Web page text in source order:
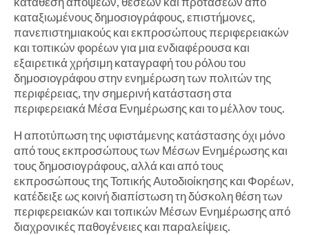
καταξιωμένους δημοσιογράφους, επιστήμονες,
πανεπιστημιακούς και εκπροσώπους περιφερειακών
και τοπικών φορέων για μια ενδιαφέρουσα και
εξαιρετικά χρήσιμη καταγραφή του ρόλου του
δημοσιογράφου στην ενημέρωση των πολιτών της
περιφέρειας, την σημερινή κατάσταση στα
περιφερειακά Μέσα Ενημέρωσης και το μέλλον τους.
Η αποτύπωση της υφιστάμενης κατάστασης όχι μόνο
από τους εκπροσώπους των Μέσων Ενημέρωσης και
τους δημοσιογράφους, αλλά και από τους
εκπροσώπους της Τοπικής Αυτοδιοίκησης και Φορέων,
κατέδειξε ως κοινή διαπίστωση τη δύσκολη θέση των
περιφερειακών και τοπικών Μέσων Ενημέρωσης από
διαχρονικές παθογένειες και παραλείψεις.